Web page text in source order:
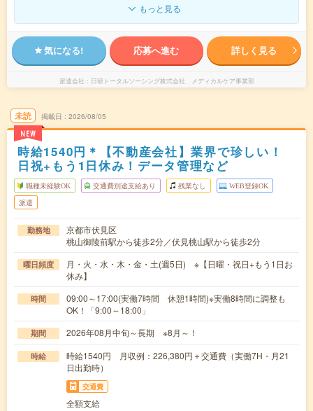
もっと見る
気になる! 応募へ進む 詳しく見る
派遣会社 日研トータルソーシング株式会社 メディカルケア事業部
未読
NEW
掲載日 2026/08/05
時給1540円＊【不動産会社】業界で珍しい！
日祝+もう1日休み！データ管理など
職種未経験OK 交通費別途支給あり 残業なし WEB登録OK
派遣
勤務地
京都市伏見区
桃山御陵前駅から徒歩2分／伏見桃山駅から徒歩2分
曜日頻度
月・火・水・木・金・土(週5日) ※【日曜・祝日+もう1日お
休み】
時間
09:00～17:00(実働7時間 休憩1時間)※実働8時間に調整も
OK！「9:00～18:00」
期間 2026年08月中旬～長期 ※8月～！
時給
時給1540円 月収例：226,380円＋交通費（実働7H・月21
日出勤時）
交通費
全額支給